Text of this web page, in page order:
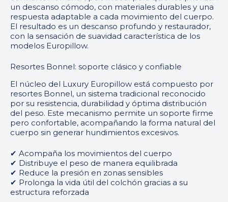
un descanso cómodo, con materiales durables y una
respuesta adaptable a cada movimiento del cuerpo.
El resultado es un descanso profundo y restaurador,
con la sensación de suavidad característica de los
modelos Europillow.
Resortes Bonnel: soporte clásico y confiable
El núcleo del Luxury Europillow está compuesto por
resortes Bonnel, un sistema tradicional reconocido
por su resistencia, durabilidad y óptima distribución
del peso. Este mecanismo permite un soporte firme
pero confortable, acompañando la forma natural del
cuerpo sin generar hundimientos excesivos.
✔ Acompaña los movimientos del cuerpo
✔ Distribuye el peso de manera equilibrada
✔ Reduce la presión en zonas sensibles
✔ Prolonga la vida útil del colchón gracias a su
estructura reforzada